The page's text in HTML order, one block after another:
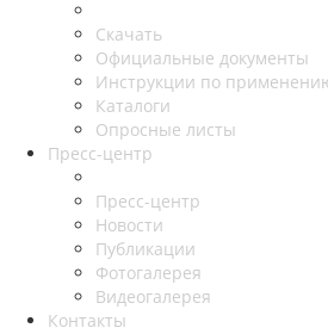
Скачать
Официальные документы
Инструкции по
Каталоги
Опросные листы
Пресс-центр
Пресс-центр
Новости
Публикации
Фотогалерея
Видеогалерея
Контакты